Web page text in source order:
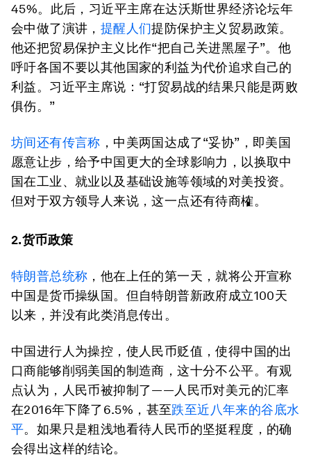
45%。此后，习近平主席在达沃斯世界经济论坛年
会中做了演讲， 提醒人们提防保护主义贸易政策。
他还把贸易保护主义比作“把自己关进黑屋子”。他
呼吁各国不要以其他国家的利益为代价追求自己的
利益。习近平主席说：“打贸易战的结果只能是两败
俱伤。”
坊间还有传言称 ，中美两国达成了“妥协”，即美国
愿意让步，给予中国更大的全球影响力，以换取中
国在工业、就业以及基础设施等领域的对美投资。
但对于双方领导人来说，这一点还有待商榷。
2.货币政策
特朗普总统称 ，他在上任的第一天，就将公开宣称
中国是货币操纵国。但自特朗普新政府成立100天
以来，并没有此类消息传出。
中国进行人为操控，使人民币贬值，使得中国的出
口商能够削弱美国的制造商，这十分不公平。有观
点认为，人民币被抑制了——人民币对美元的汇率
在2016年下降了6.5%，甚至跌至近八年来的谷底水
平。如果只是粗浅地看待人民币的坚挺程度，的确
会得出这样的结论。